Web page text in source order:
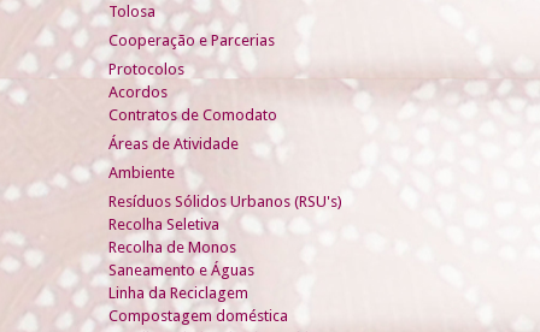
Tolosa
Cooperação e Parcerias
Protocolos
Acordos
Contratos de Comodato
Áreas de Atividade
Ambiente
Resíduos Sólidos Urbanos (RSU's)
Recolha Seletiva
Recolha de Monos
Saneamento e Águas
Linha da Reciclagem
Compostagem doméstica